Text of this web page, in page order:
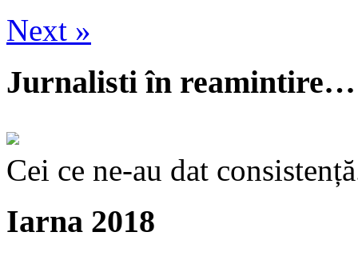
Next »
Jurnalisti în reamintire…
Cei ce ne-au dat
Iarna 2018